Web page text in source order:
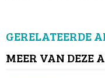
GERELATEERDE
MEER VAN DEZE